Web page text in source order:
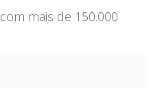
mais de 150.000